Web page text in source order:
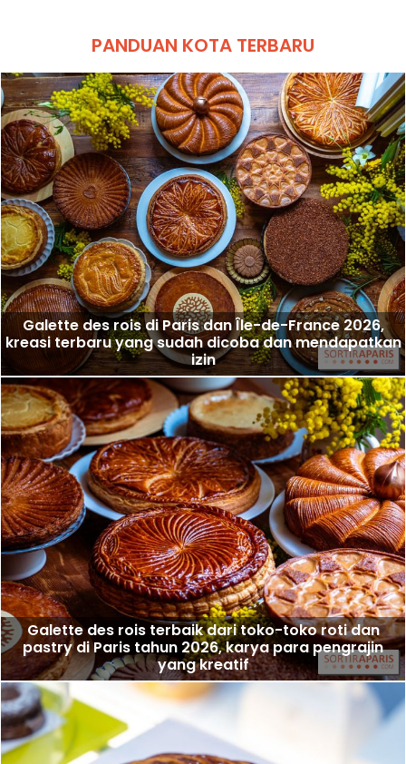
PANDUAN KOTA TERBARU
Galette des rois di Paris dan Île-de-France 2026,
kreasi terbaru yang sudah dicoba dan mendapatkan
izin
Galette des rois terbaik dari toko-toko roti dan
pastry di Paris tahun 2026, karya para pengrajin
yang kreatif